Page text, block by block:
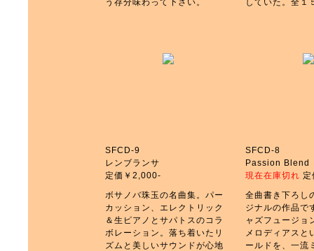
う存分味わって下さい。 していた。全１
SFCD-9
レンブランサ
定価￥2,000-
ボサノバ珠玉の名曲集。パー
カッション、エレクトリック
＆生ピアノとサパトスのコラ
ボレーション。落ち着いたリ
ズムと美しいサウンドが心地
SFCD-8
Passion Blend
現在在庫切れ
全曲書き下ろし
ジナルの作品で
ャズフュージョ
メロディアスと
ールドを、一流